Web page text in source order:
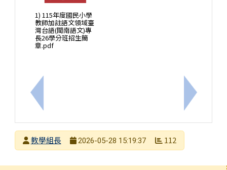
上一筆：教育部「教育家」網站115年度徵件活動，
1) 115年度國民小學
教師加註語文領域臺
灣台語(閩南語文)專
長26學分班招生簡
章.pdf
下一筆：
發布者
教學組長
2026-05-28 15:19:37 112